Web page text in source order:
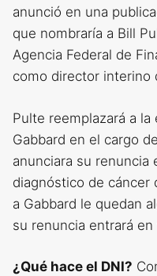
anunció en una
que nombraría a Bill
Agencia Federal de
como director interino
Pulte reemplazará a
Gabbard en el cargo
anunciara su renuncia
diagnóstico de cáncer
a Gabbard le quedan
su renuncia entrará
¿Qué hace el DNI?